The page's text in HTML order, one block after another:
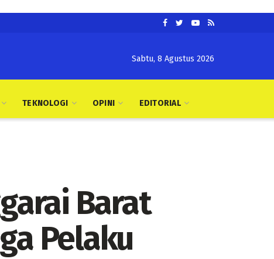
Sabtu, 8 Agustus 2026
TEKNOLOGI OPINI EDITORIAL
Barat
Pelaku